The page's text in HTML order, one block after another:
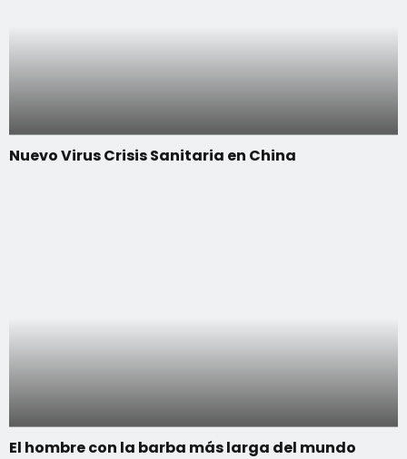
Nuevo Virus Crisis Sanitaria en China
El hombre con la barba más larga del mundo